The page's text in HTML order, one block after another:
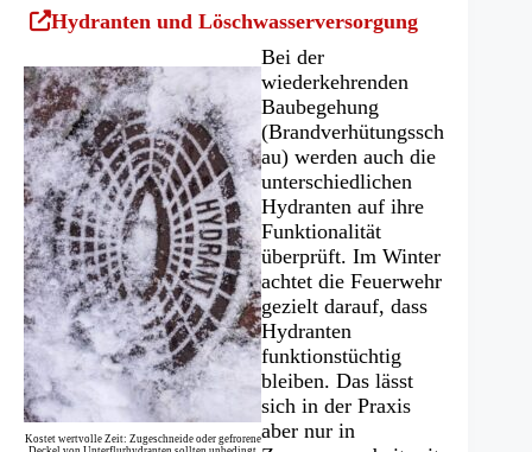
(Öffnet
einem
neuen
Tab)
Hydranten und Löschwasserversorgung
Kostet wertvolle Zeit: Zugeschneide oder gefrorene
Bei der
wiederkehrenden
Baubegehung
(Brandverhütungssch
au) werden auch die
unterschiedlichen
Hydranten auf ihre
Funktionalität
überprüft. Im Winter
achtet die Feuerwehr
gezielt darauf, dass
Hydranten
funktionstüchtig
bleiben. Das lässt
sich in der Praxis
aber nur in